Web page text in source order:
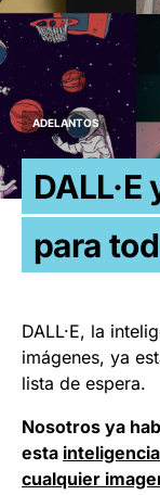
ADELANTOS
para
DALL·E, la
imágenes, ya
lista de espera.
Nosotros ya
esta
cualquier